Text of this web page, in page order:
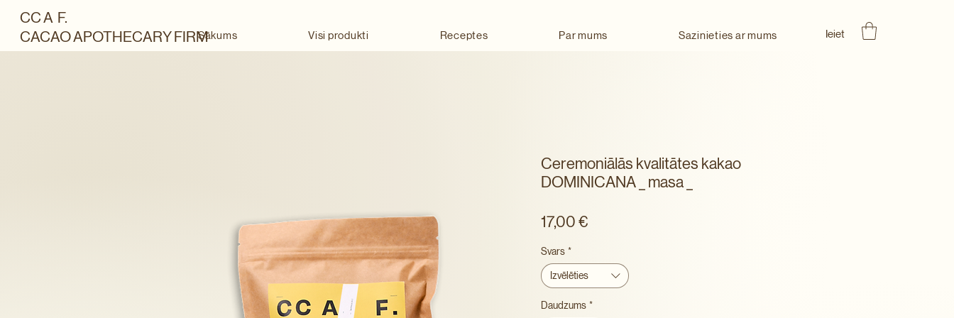
CC A F.
CACAO APOTHECARY FIRMSākums Visi produkti Receptes Par mums Sazinieties ar mums Ieiet
Ceremoniālās kvalitātes kakao
DOMINICANA _ masa _
17,00 €Cena
Svars *
Izvēlēties
Daudzums *